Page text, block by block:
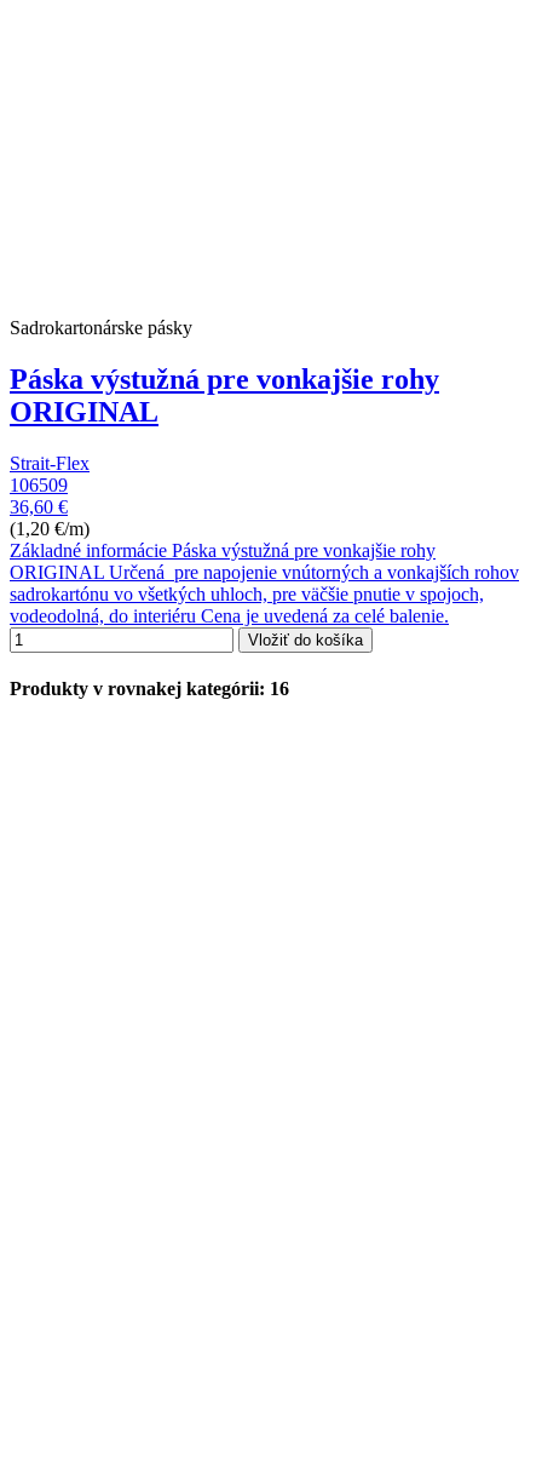
Sadrokartonárske pásky
Páska výstužná pre vonkajšie rohy
ORIGINAL
Strait-Flex
106509
36,60 €
(1,20 €/m)
Základné informácie Páska výstužná pre vonkajšie rohy
ORIGINAL Určená pre napojenie vnútorných a vonkajších rohov
sadrokartónu vo všetkých uhloch, pre väčšie pnutie v spojoch,
vodeodolná, do interiéru Cena je uvedená za celé balenie.
Vložiť do košíka
Produkty v rovnakej kategórii: 16